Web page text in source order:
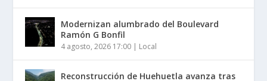
Modernizan alumbrado del Boulevard
Ramón G Bonfil
4 agosto, 2026 17:00 | Local
Reconstrucción de Huehuetla avanza tras